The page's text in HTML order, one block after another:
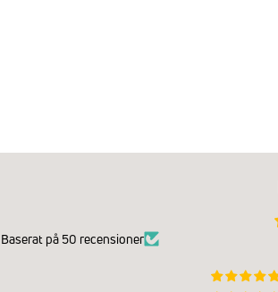
Baserat på 50 recensioner